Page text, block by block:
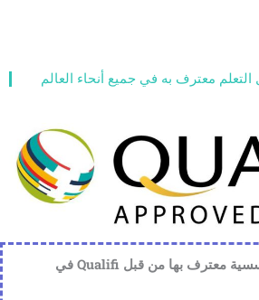
معترف به في جميع أنحاء العالم
معهد Avrio هو هيئة مؤسسية معترف بها من قبل Qualifi في